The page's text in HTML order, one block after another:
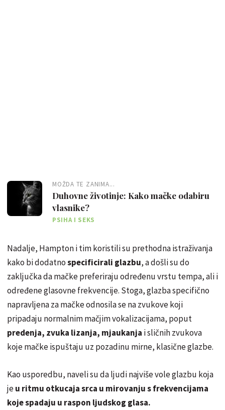
MOŽDA TE ZANIMA...
Duhovne životinje: Kako mačke odabiru
vlasnike?
PSIHA I SEKS
Nadalje, Hampton i tim koristili su prethodna istraživanja
kako bi dodatnospecificirali glazbu, a došli su do
zaključka da mačke preferiraju određenu vrstu tempa, ali i
određene glasovne frekvencije. Stoga, glazba specifično
napravljena za mačke odnosila se na zvukove koji
pripadaju normalnim mačjim vokalizacijama, poput
predenja, zvuka lizanja, mjaukanja i sličnih zvukova
koje mačke ispuštaju uz pozadinu mirne, klasične glazbe.
Kao usporedbu, naveli su da ljudi najviše vole glazbu koja
jeu ritmu otkucaja srca u mirovanju s frekvencijama
koje spadaju u raspon ljudskog glasa.